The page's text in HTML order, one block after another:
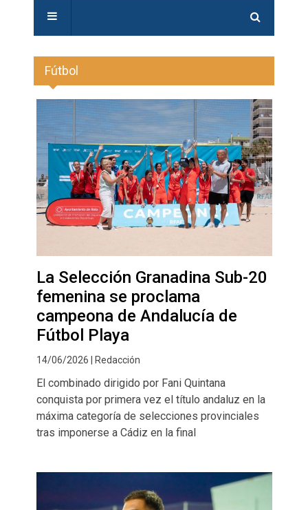
Fútbol
La Selección Granadina Sub-20
femenina se proclama
campeona de Andalucía de
Fútbol Playa
14/06/2026 | Redacción
El combinado dirigido por Fani Quintana
conquista por primera vez el título andaluz en la
máxima categoría de selecciones provinciales
tras imponerse a Cádiz en la final